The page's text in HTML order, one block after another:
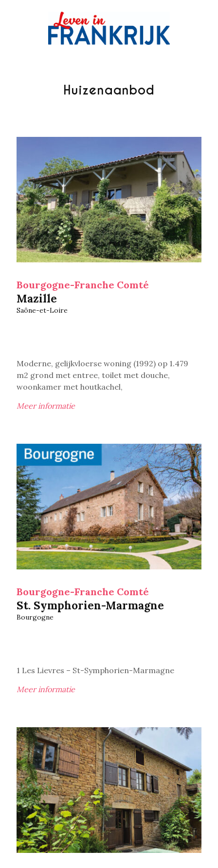
Huizenaanbod
Bourgogne-Franche Comté
Mazille
Saône-et-Loire
Moderne, gelijkvloerse woning (1992) op 1.479
m2 grond met entree, toilet met douche,
woonkamer met houtkachel,
Meer informatie
Bourgogne-Franche Comté
St. Symphorien-Marmagne
Bourgogne
1 Les Lievres – St-Symphorien-Marmagne
Meer informatie